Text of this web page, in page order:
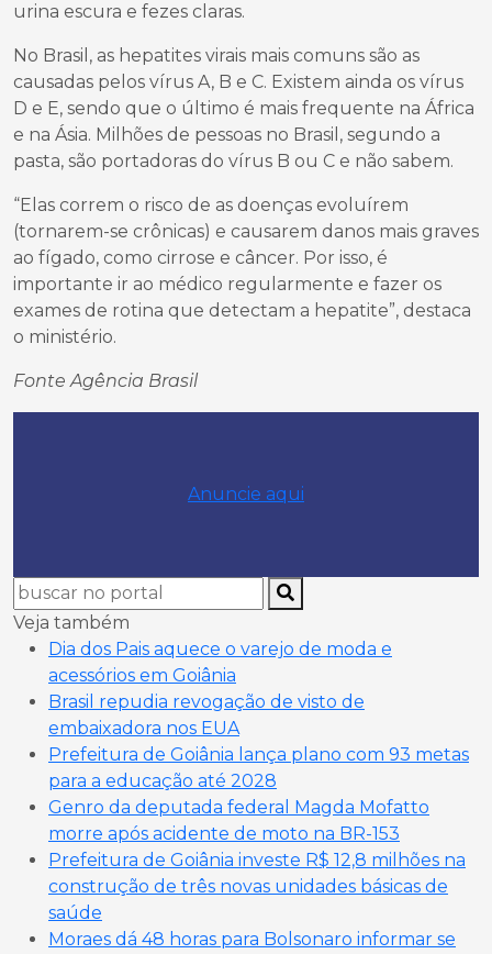
urina escura e fezes claras.
No Brasil, as hepatites virais mais comuns são as
causadas pelos vírus A, B e C. Existem ainda os vírus
D e E, sendo que o último é mais frequente na África
e na Ásia. Milhões de pessoas no Brasil, segundo a
pasta, são portadoras do vírus B ou C e não sabem.
“Elas correm o risco de as doenças evoluírem
(tornarem-se crônicas) e causarem danos mais graves
ao fígado, como cirrose e câncer. Por isso, é
importante ir ao médico regularmente e fazer os
exames de rotina que detectam a hepatite”, destaca
o ministério.
Fonte Agência Brasil
Anuncie aqui
Veja também
Dia dos Pais aquece o varejo de moda e
acessórios em Goiânia
Brasil repudia revogação de visto de
embaixadora nos EUA
Prefeitura de Goiânia lança plano com 93 metas
para a educação até 2028
Genro da deputada federal Magda Mofatto
morre após acidente de moto na BR-153
Prefeitura de Goiânia investe R$ 12,8 milhões na
construção de três novas unidades básicas de
saúde
Moraes dá 48 horas para Bolsonaro informar se